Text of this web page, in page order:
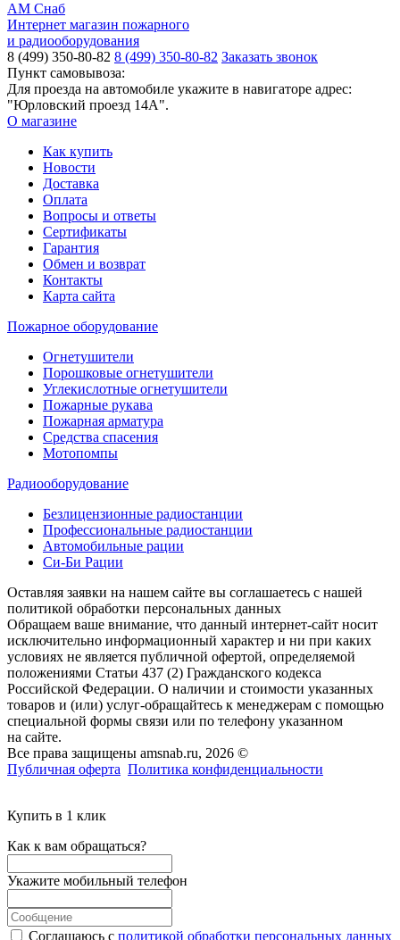
АМ Снаб
Интернет магазин пожарного
и радиооборудования
8 (499) 350-80-82 8 (499) 350-80-82 Заказать звонок
Пункт самовывоза:
Для проезда на автомобиле укажите в навигаторе адрес:
"Юрловский проезд 14А".
О магазине
Как купить
Новости
Доставка
Оплата
Вопросы и ответы
Сертификаты
Гарантия
Обмен и возврат
Контакты
Карта сайта
Пожарное оборудование
Огнетушители
Порошковые огнетушители
Углекислотные огнетушители
Пожарные рукава
Пожарная арматура
Средства спасения
Мотопомпы
Радиооборудование
Безлицензионные радиостанции
Профессиональные радиостанции
Автомобильные рации
Си-Би Рации
Оставляя заявки на нашем сайте вы соглашаетесь с нашей
политикой обработки персональных данных
Обращаем ваше внимание, что данный интернет-сайт носит
исключительно информационный характер и ни при каких
условиях не является публичной офертой, определяемой
положениями Статьи 437 (2) Гражданского кодекса
Российской Федерации. О наличии и стоимости указанных
товаров и (или) услуг-обращайтесь к менеджерам с помощью
специальной формы связи или по телефону указанном
на сайте.
Все права защищены amsnab.ru, 2026 ©
Публичная оферта Политика конфиденциальности
Купить в 1 клик
Как к вам обращаться?
Укажите мобильный телефон
Соглашаюсь с политикой обработки персональных данных